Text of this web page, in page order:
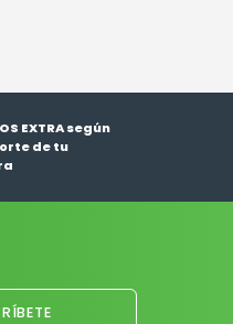
EXTRA según
de tu